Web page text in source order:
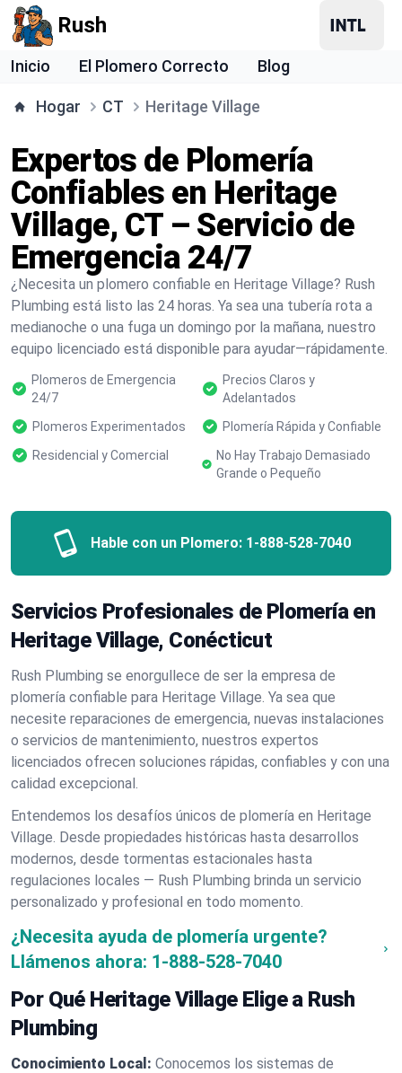
Rush
Inicio El Plomero Correcto Blog
Hogar CT Heritage Village
Expertos de Plomería
Confiables en Heritage
Village, CT – Servicio de
Emergencia 24/7
¿Necesita un plomero confiable en Heritage Village? Rush
Plumbing está listo las 24 horas. Ya sea una tubería rota a
medianoche o una fuga un domingo por la mañana, nuestro
equipo licenciado está disponible para ayudar—rápidamente.
Plomeros de Emergencia
24/7
Precios Claros y
Adelantados
Plomeros Experimentados
Plomería Rápida y Confiable
Residencial y Comercial
No Hay Trabajo Demasiado
Grande o Pequeño
Hable con un Plomero: 1-888-528-7040
Servicios Profesionales de Plomería en
Heritage Village, Conécticut
Rush Plumbing se enorgullece de ser la empresa de
plomería confiable para Heritage Village. Ya sea que
necesite reparaciones de emergencia, nuevas instalaciones
o servicios de mantenimiento, nuestros expertos
licenciados ofrecen soluciones rápidas, confiables y con una
calidad excepcional.
Entendemos los desafíos únicos de plomería en Heritage
Village. Desde propiedades históricas hasta desarrollos
modernos, desde tormentas estacionales hasta
regulaciones locales — Rush Plumbing brinda un servicio
personalizado y profesional en todo momento.
¿Necesita ayuda de plomería urgente?
Llámenos ahora: 1-888-528-7040
Por Qué Heritage Village Elige a Rush
Plumbing
Conocimiento Local: Conocemos los sistemas de